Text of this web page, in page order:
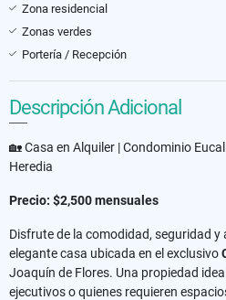
Zona residencial
Zonas verdes
Portería / Recepción
Descripción Adicional
🏡 Casa en Alquiler | Condominio
Heredia
Precio: $2,500 mensuales
Disfrute de la comodidad, seguridad
elegante casa ubicada en el exclusivo
Joaquín de Flores. Una propiedad
ejecutivos o quienes requieren